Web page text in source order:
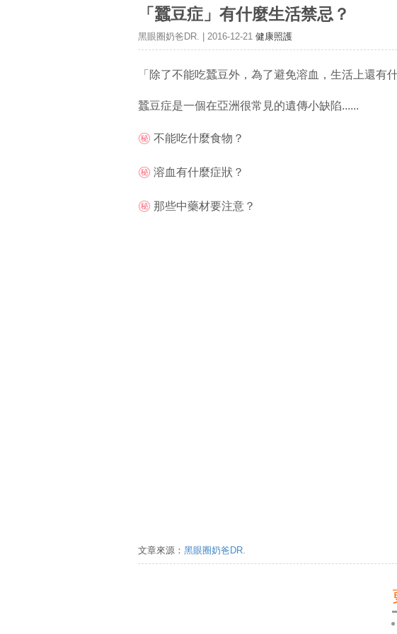
「蠶豆症」有什麼生活禁忌？
黑眼圈奶爸DR. | 2016-12-21 健康照護
「除了不能吃蠶豆外，為了避免溶血，生活上還有
蠶豆症是一個在亞洲很常見的遺傳小缺陷......
㊙️ 不能吃什麼食物？
㊙️ 溶血有什麼症狀？
㊙️ 那些中藥材要注意？
文章來源： 黑眼圈奶爸DR.